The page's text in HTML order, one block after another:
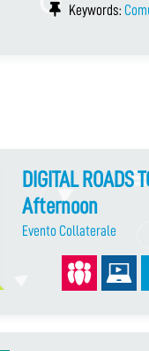
Keywords:
DIGITAL ROADS
Afternoon
Evento Collaterale